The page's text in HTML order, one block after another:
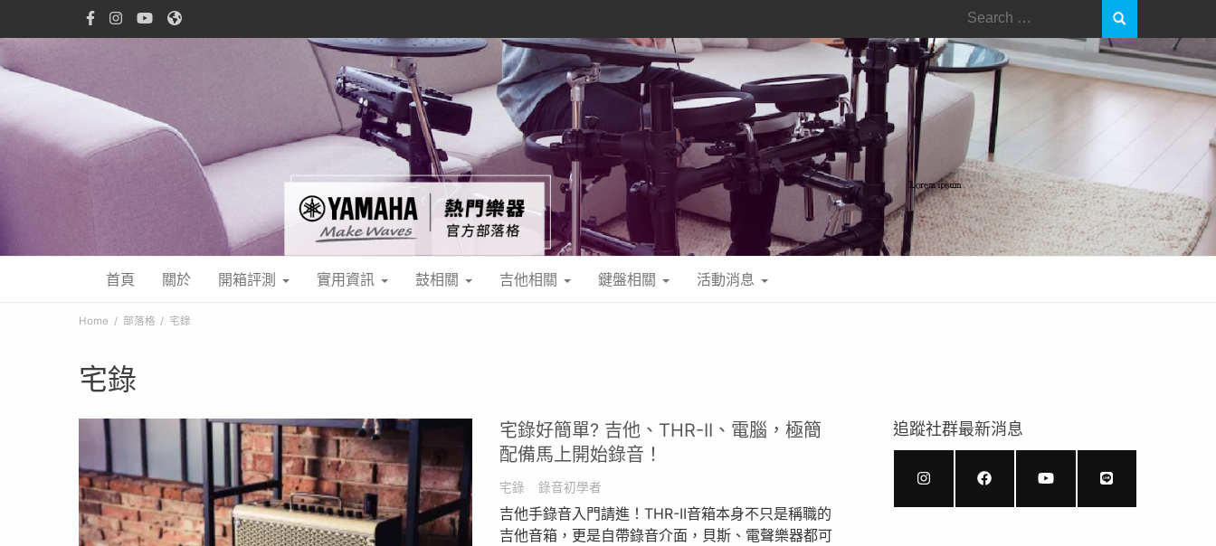
Search
首頁 關於 開箱評測 實用資訊 鼓相關 吉他相關 鍵盤相關 活動消息
Home 部落格 宅錄
宅錄
宅錄好簡單? 吉他、THR-II、電腦，極簡
配備馬上開始錄音！
宅錄 錄音初學者
吉他手錄音入門請進！THR-II音箱本身不只是稱職的
吉他音箱，更是自帶錄音介面，貝斯、電聲樂器都可
追蹤社群最新消息